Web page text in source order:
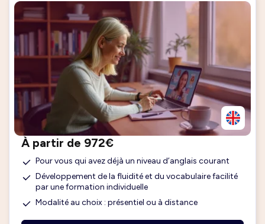
À partir de 972€
Pour vous qui avez déjà un niveau d’anglais courant
Développement de la fluidité et du vocabulaire facilité
par une formation individuelle
Modalité au choix : présentiel ou à distance